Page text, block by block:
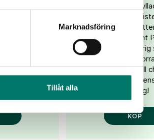
Marknadsföring
Tillåt alla
Nu utökas den
P.Lex från
sommelieren
hyllad och elegant
med mjuk och bärig
Petters favorit –
utmärkt val både till
som till
grillning!
KÖP